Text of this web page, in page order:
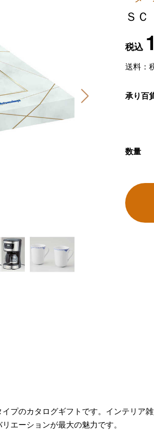
ＳＣ
税込
送料：
承り百
数量
プのカタログギフトです。インテリア
エーションが最大の魅力です。